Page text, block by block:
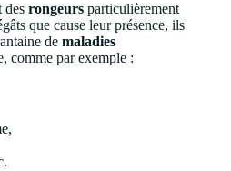
des rongeurs particulièrement
que cause leur présence, ils
de maladies
comme par exemple :